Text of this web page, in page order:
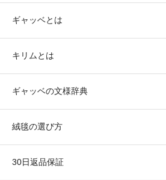
ギャッベとは
キリムとは
ギャッベの文様辞典
絨毯の選び方
30日返品保証